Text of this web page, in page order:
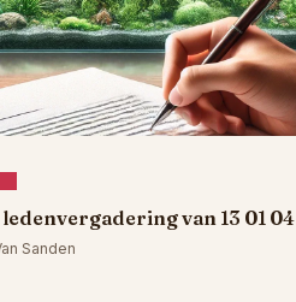
van 13 01 04
Sanden